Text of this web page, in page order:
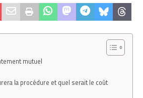
mutuel
la procédure et quel serait le coût